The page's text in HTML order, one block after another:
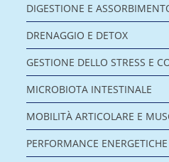
DIGESTIONE E
DRENAGGIO E DETOX
GESTIONE DELLO STRESS E
MICROBIOTA INTESTINALE
MOBILITÀ ARTICOLARE E
PERFORMANCE ENERGETICHE